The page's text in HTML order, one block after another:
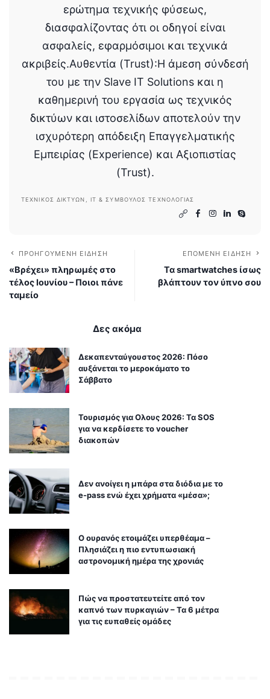
ερώτημα τεχνικής φύσεως,
διασφαλίζοντας ότι οι οδηγοί είναι
ασφαλείς, εφαρμόσιμοι και τεχνικά
ακριβείς.Αυθεντία (Trust):Η άμεση σύνδεσή
του με την Slave IT Solutions και η
καθημερινή του εργασία ως τεχνικός
δικτύων και ιστοσελίδων αποτελούν την
ισχυρότερη απόδειξη Επαγγελματικής
Εμπειρίας (Experience) και Αξιοπιστίας
(Trust).
ΤΕΧΝΙΚΌΣ ΔΙΚΤΎΩΝ, IT & ΣΎΜΒΟΥΛΟΣ ΤΕΧΝΟΛΟΓΊΑΣ
ΠΡΟΗΓΟΎΜΕΝΗ ΕΊΔΗΣΗ
«Βρέχει» πληρωμές στο
τέλος Ιουνίου – Ποιοι πάνε
ταμείο
ΕΠΌΜΕΝΗ ΕΊΔΗΣΗ
Τα smartwatches ίσως
βλάπτουν τον ύπνο σου
Δες ακόμα
Δεκαπενταύγουστος 2026: Πόσο
αυξάνεται το μεροκάματο το
Σάββατο
Τουρισμός για Ολους 2026: Τα SOS
για να κερδίσετε το voucher
διακοπών
Δεν ανοίγει η μπάρα στα διόδια με το
e-pass ενώ έχει χρήματα «μέσα»;
Ο ουρανός ετοιμάζει υπερθέαμα –
Πλησιάζει η πιο εντυπωσιακή
αστρονομική ημέρα της χρονιάς
Πώς να προστατευτείτε από τον
καπνό των πυρκαγιών – Τα 6 μέτρα
για τις ευπαθείς ομάδες